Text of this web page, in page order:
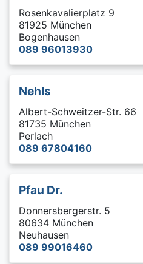
Rosenkavalierplatz 9
81925 München
Bogenhausen
089 96013930
Nehls
Albert-Schweitzer-Str. 66
81735 München
Perlach
089 67804160
Pfau Dr.
Donnersbergerstr. 5
80634 München
Neuhausen
089 99016460